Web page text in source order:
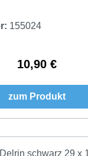
155024
Regulärer Preis:
10,90 €
zum Produkt